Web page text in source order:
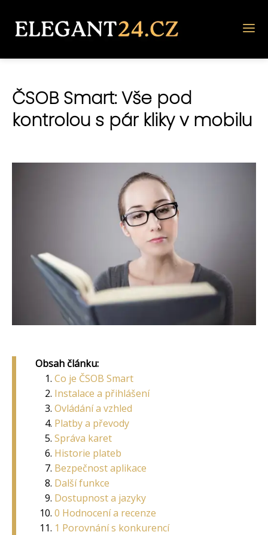
ČSOB Smart: Vše pod
kontrolou s pár kliky v mobilu
Obsah článku:
Co je ČSOB Smart
Instalace a přihlášení
Ovládání a vzhled
Platby a převody
Správa karet
Historie plateb
Bezpečnost aplikace
Další funkce
Dostupnost a jazyky
0 Hodnocení a recenze
1 Porovnání s konkurencí